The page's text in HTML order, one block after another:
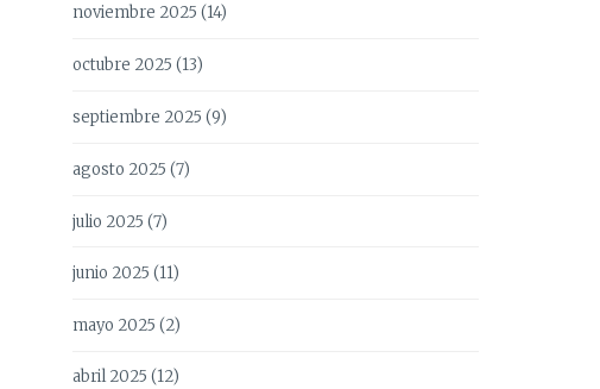
noviembre 2025 (14)
octubre 2025 (13)
septiembre 2025 (9)
agosto 2025 (7)
julio 2025 (7)
junio 2025 (11)
mayo 2025 (2)
abril 2025 (12)